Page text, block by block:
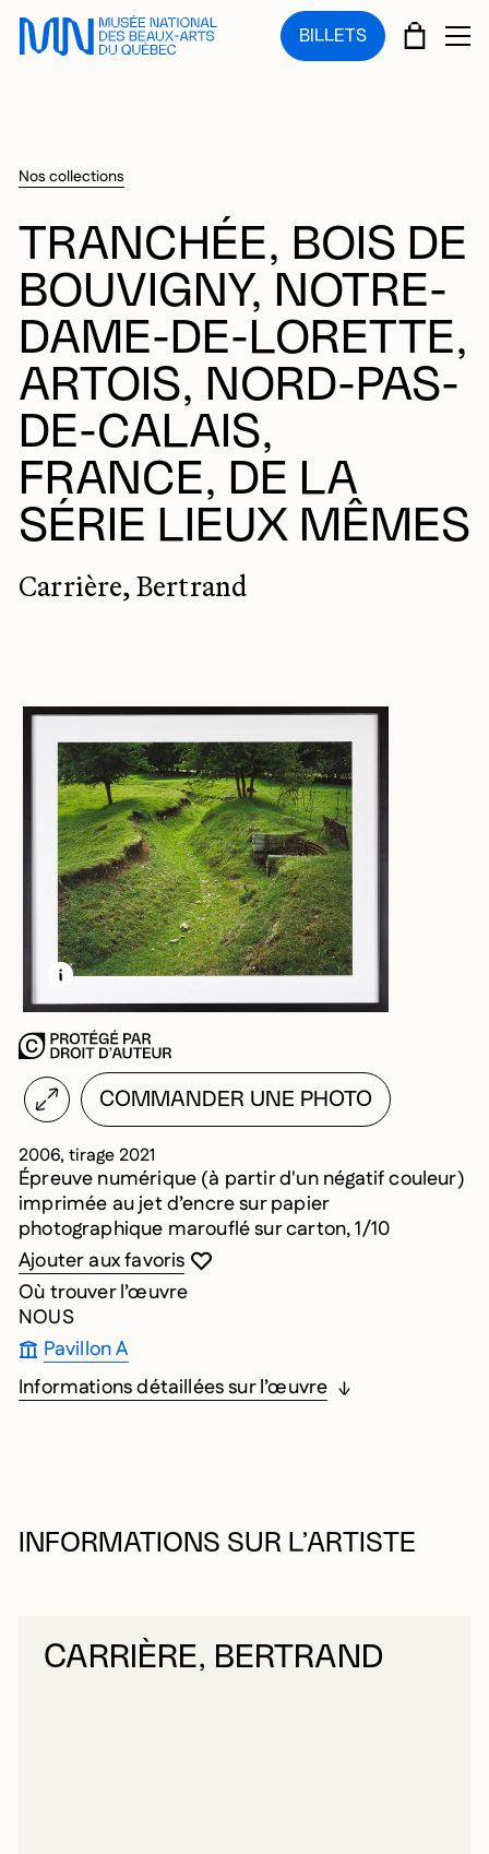
Sauter au menu principal
Sauter au contenu principal
Sauter au pied de page
BILLETS PANIER
Nos collections
TRANCHÉE, BOIS DE
BOUVIGNY, NOTRE-
DAME-DE-LORETTE,
ARTOIS, NORD-PAS-
DE-CALAIS,
FRANCE, DE LA
SÉRIE LIEUX MÊMES
Carrière, Bertrand
EN SAVOIR PLUS SUR CETTE IMAGE
OUVRIR LA MODALE
COMMANDER UNE PHOTO
2006, tirage 2021
Épreuve numérique (à partir d'un négatif couleur)
imprimée au jet d’encre sur papier
photographique marouflé sur carton, 1/10
Vous devez être connecté pour ajouter
Fermer la modale
Ouvrir la modale
Ajouter aux favoris
Où trouver l’œuvre
NOUS
Pavillon A
Informations détaillées sur l’œuvre
INFORMATIONS SUR L’ARTISTE
CARRIÈRE, BERTRAND